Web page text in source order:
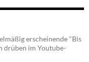
erscheinende "Bis
drüben im Youtube-